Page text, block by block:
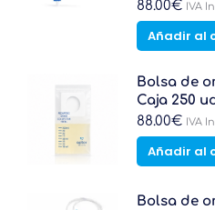
88.00€ IVA
Añadir al
Bolsa de
Caja 250
88.00€ IVA
Añadir al
Bolsa de